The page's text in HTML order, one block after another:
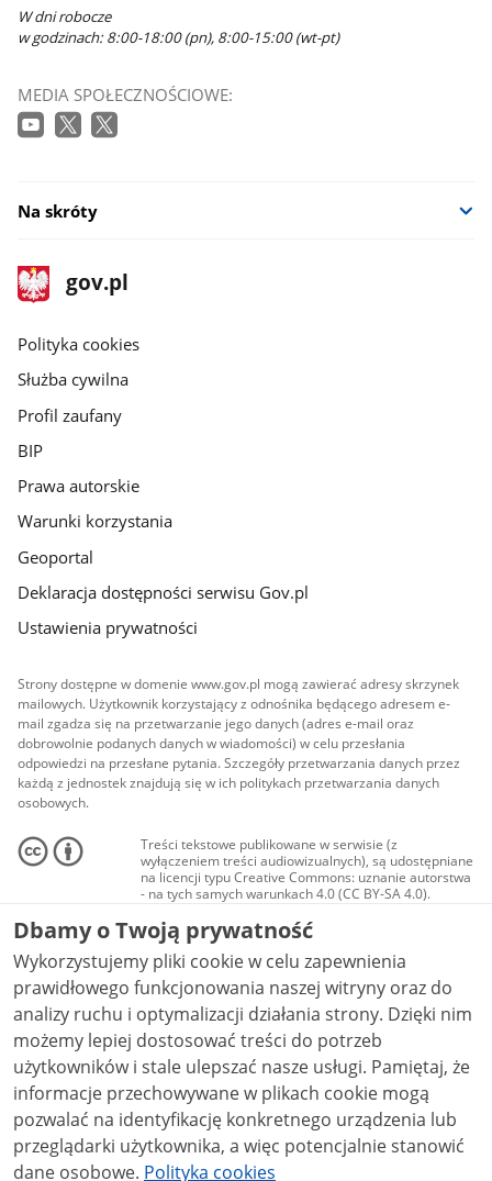
W dni robocze
w godzinach: 8:00-18:00 (pn), 8:00-15:00 (wt-pt)
MEDIA SPOŁECZNOŚCIOWE:
Na skróty
stopka
gov.pl
Strona
gov.pl
gov.pl
Polityka cookies
Służba cywilna
Profil zaufany
BIP
Prawa autorskie
Warunki korzystania
Geoportal
Deklaracja dostępności serwisu Gov.pl
Ustawienia prywatności
Strony dostępne w domenie www.gov.pl mogą zawierać adresy skrzynek
mailowych. Użytkownik korzystający z odnośnika będącego adresem e-
mail zgadza się na przetwarzanie jego danych (adres e-mail oraz
dobrowolnie podanych danych w wiadomości) w celu przesłania
odpowiedzi na przesłane pytania. Szczegóły przetwarzania danych przez
każdą z jednostek znajdują się w ich politykach przetwarzania danych
osobowych.
Treści tekstowe publikowane w serwisie (z
wyłączeniem treści audiowizualnych), są udostępniane
na licencji typu Creative Commons: uznanie autorstwa
- na tych samych warunkach 4.0 (CC BY-SA 4.0).
Materiały audiowizualne, w tym zdjęcia, materiały
audio i wideo, są udostępniane na licencji typu
Creative Commons: uznanie autorstwa użycie
niekomercyjne - bez utworów zależnych 4.0 (CC BY-
NC-ND 4.0), o ile nie jest to stwierdzone inaczej.
Dbamy o Twoją prywatność
Wykorzystujemy pliki cookie w celu zapewnienia
prawidłowego funkcjonowania naszej witryny oraz do
analizy ruchu i optymalizacji działania strony. Dzięki nim
możemy lepiej dostosować treści do potrzeb
użytkowników i stale ulepszać nasze usługi. Pamiętaj, że
informacje przechowywane w plikach cookie mogą
pozwalać na identyfikację konkretnego urządzenia lub
przeglądarki użytkownika, a więc potencjalnie stanowić
dane osobowe. Polityka cookies